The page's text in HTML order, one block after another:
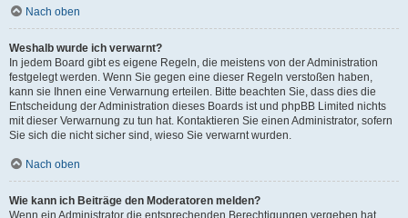
Nach oben
Weshalb wurde ich verwarnt?
In jedem Board gibt es eigene Regeln, die meistens von der Administration
festgelegt werden. Wenn Sie gegen eine dieser Regeln verstoßen haben,
kann sie Ihnen eine Verwarnung erteilen. Bitte beachten Sie, dass dies die
Entscheidung der Administration dieses Boards ist und phpBB Limited nichts
mit dieser Verwarnung zu tun hat. Kontaktieren Sie einen Administrator, sofern
Sie sich die nicht sicher sind, wieso Sie verwarnt wurden.
Nach oben
Wie kann ich Beiträge den Moderatoren melden?
Wenn ein Administrator die entsprechenden Berechtigungen vergeben hat,